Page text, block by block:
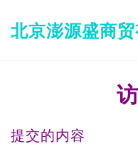
北京澎源盛商
提交的内容